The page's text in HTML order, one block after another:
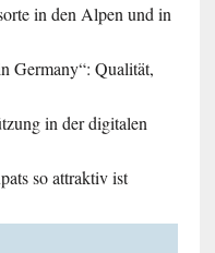
in den Alpen und in
Germany“: Qualität,
in der digitalen
so attraktiv ist